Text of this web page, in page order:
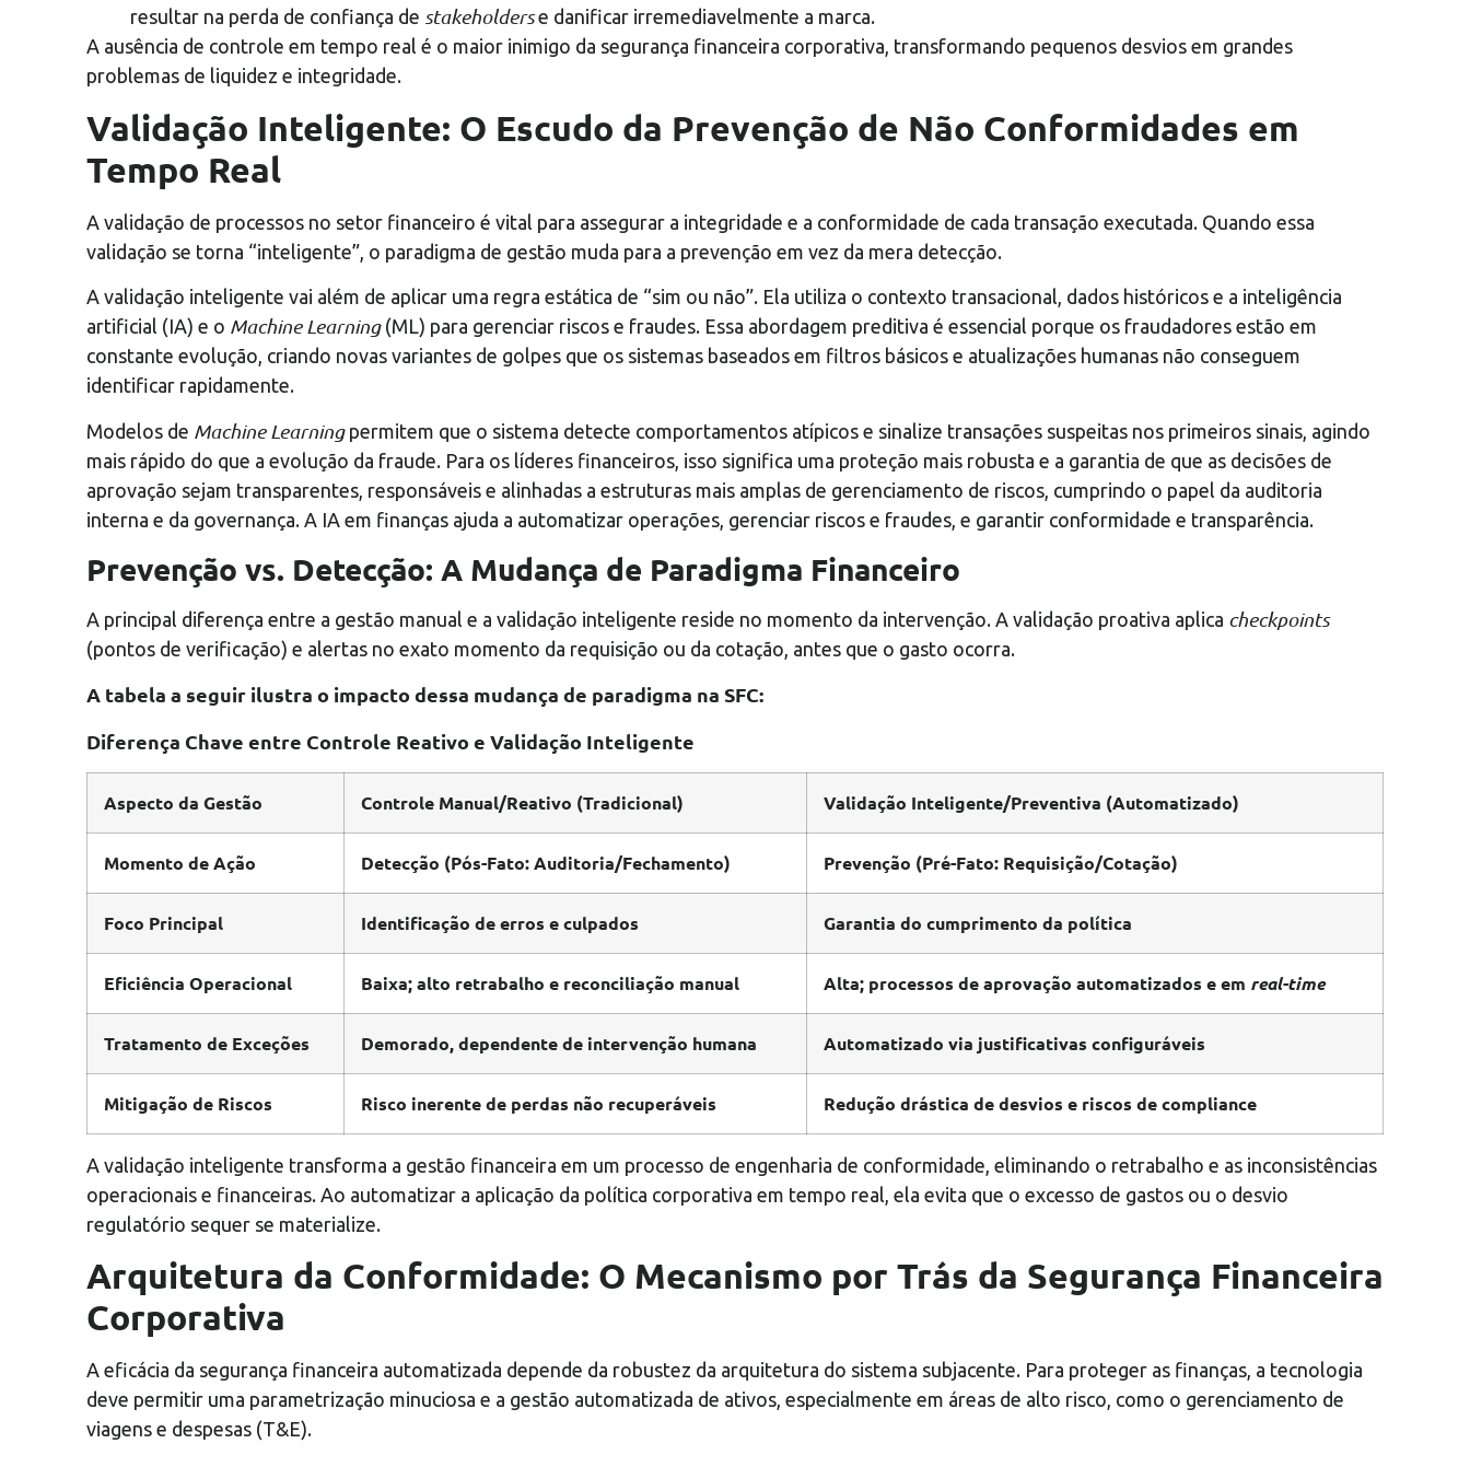
resultar na perda de confiança de stakeholderse danificar irremediavelmente a marca.
A ausência de controle em tempo real é o maior inimigo da segurança financeira corporativa, transformando pequenos desvios em grandes
problemas de liquidez e integridade.
Validação Inteligente: O Escudo da Prevenção de Não Conformidades em
Tempo Real
A validação de processos no setor financeiro é vital para assegurar a integridade e a conformidade de cada transação executada. Quando essa
validação se torna “inteligente”, o paradigma de gestão muda para a prevenção em vez da mera detecção.
A validação inteligente vai além de aplicar uma regra estática de “sim ou não”. Ela utiliza o contexto transacional, dados históricos e a inteligência
artificial (IA) e o Machine Learning(ML) para gerenciar riscos e fraudes. Essa abordagem preditiva é essencial porque os fraudadores estão em
constante evolução, criando novas variantes de golpes que os sistemas baseados em filtros básicos e atualizações humanas não conseguem
identificar rapidamente.
Modelos de Machine Learningpermitem que o sistema detecte comportamentos atípicos e sinalize transações suspeitas nos primeiros sinais, agindo
mais rápido do que a evolução da fraude. Para os líderes financeiros, isso significa uma proteção mais robusta e a garantia de que as decisões de
aprovação sejam transparentes, responsáveis e alinhadas a estruturas mais amplas de gerenciamento de riscos, cumprindo o papel da auditoria
interna e da governança. A IA em finanças ajuda a automatizar operações, gerenciar riscos e fraudes, e garantir conformidade e transparência.
Prevenção vs. Detecção: A Mudança de Paradigma Financeiro
A principal diferença entre a gestão manual e a validação inteligente reside no momento da intervenção. A validação proativa aplica checkpoints
(pontos de verificação) e alertas no exato momento da requisição ou da cotação, antes que o gasto ocorra.
A tabela a seguir ilustra o impacto dessa mudança de paradigma na SFC:
Diferença Chave entre Controle Reativo e Validação Inteligente
Aspecto da Gestão Controle Manual/Reativo (Tradicional) Validação Inteligente/Preventiva (Automatizado)
Momento de Ação Detecção (Pós-Fato: Auditoria/Fechamento) Prevenção (Pré-Fato: Requisição/Cotação)
Foco Principal Identificação de erros e culpados Garantia do cumprimento da política
Eficiência Operacional Baixa; alto retrabalho e reconciliação manual Alta; processos de aprovação automatizados e em real-time
Tratamento de Exceções Demorado, dependente de intervenção humana Automatizado via justificativas configuráveis
Mitigação de Riscos Risco inerente de perdas não recuperáveis Redução drástica de desvios e riscos de compliance
A validação inteligente transforma a gestão financeira em um processo de engenharia de conformidade, eliminando o retrabalho e as inconsistências
operacionais e financeiras. Ao automatizar a aplicação da política corporativa em tempo real, ela evita que o excesso de gastos ou o desvio
regulatório sequer se materialize.
Arquitetura da Conformidade: O Mecanismo por Trás da Segurança Financeira
Corporativa
A eficácia da segurança financeira automatizada depende da robustez da arquitetura do sistema subjacente. Para proteger as finanças, a tecnologia
deve permitir uma parametrização minuciosa e a gestão automatizada de ativos, especialmente em áreas de alto risco, como o gerenciamento de
viagens e despesas (T&E).